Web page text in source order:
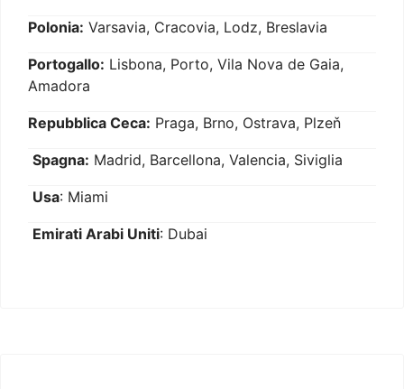
Polonia: Varsavia, Cracovia, Lodz, Breslavia
Portogallo: Lisbona, Porto, Vila Nova de Gaia,
Amadora
Repubblica Ceca: Praga, Brno, Ostrava, Plzeň
Spagna: Madrid, Barcellona, Valencia, Siviglia
Usa: Miami
Emirati Arabi Uniti: Dubai